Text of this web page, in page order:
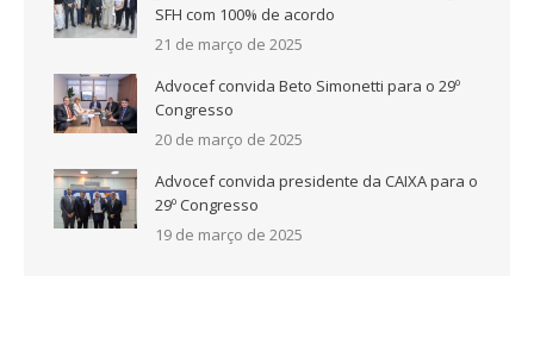
SFH com 100% de acordo
21 de março de 2025
Advocef convida Beto Simonetti para o 29º
Congresso
20 de março de 2025
Advocef convida presidente da CAIXA para o
29º Congresso
19 de março de 2025